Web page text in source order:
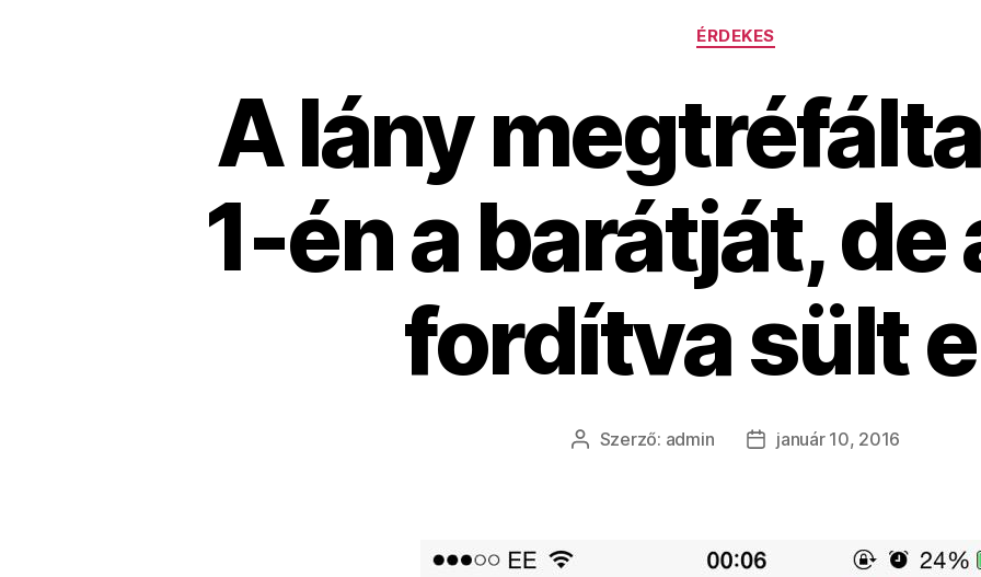
Kategóriák
ÉRDEKES
A lány
1-én a barátját, de
fordítva sült
Bejegyzés
Szerző: admin
Bejegyzés
január 10, 2016